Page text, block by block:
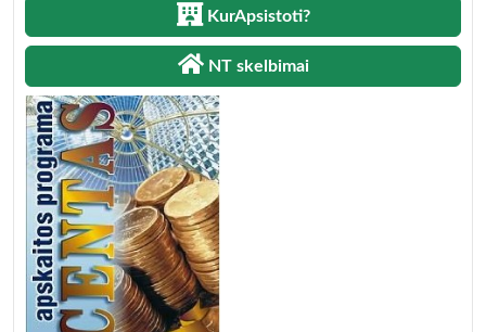
KurApsistoti?
NT skelbimai